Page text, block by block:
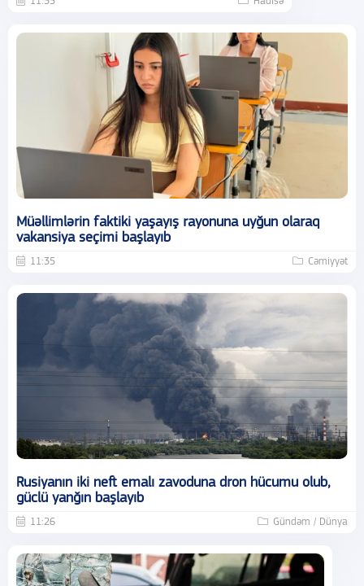
Müəllimlərin faktiki yaşayış rayonuna uyğun olaraq
vakansiya seçimi başlayıb
11:35 Cəmiyyət
Rusiyanın iki neft emalı zavoduna dron hücumu olub,
güclü yanğın başlayıb
11:26 Gündəm / Dünya